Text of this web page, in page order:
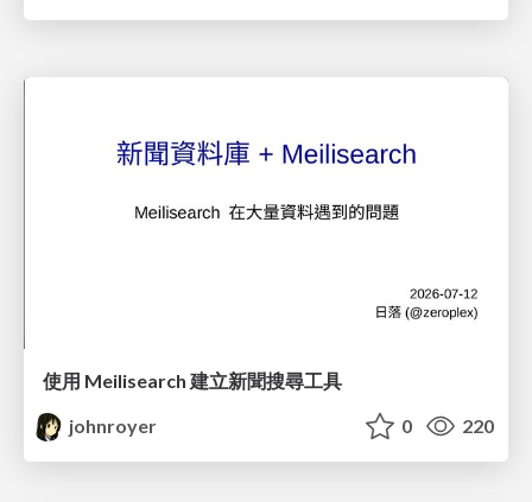
使用 Meilisearch 建立新聞搜尋工具
johnroyer
0 220